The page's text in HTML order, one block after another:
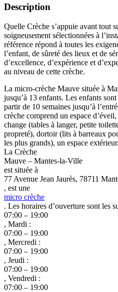
Description
Quelle Crèche s’appuie avant tout
soigneusement sélectionnées à
référence répond à toutes les
l’enfant, de sûreté des lieux et de
d’excellence, d’expérience et
au niveau de cette crèche.
La micro-crèche Mauve située à
jusqu’à 13 enfants. Les enfants
partir de 10 semaines jusqu’à
crèche comprend un espace
change (tables à langer, petite
propreté), dortoir (lits à barreaux
les plus grands), un espace extérieur.
La Crèche
Mauve – Mantes-la-Ville
est située à
77 Avenue Jean Jaurès, 78711
, est une
micro crèche
. Les horaires d’ouverture sont les
07:00 – 19:00
, Mardi :
07:00 – 19:00
, Mercredi :
07:00 – 19:00
, Jeudi :
07:00 – 19:00
, Vendredi :
07:00 – 19:00